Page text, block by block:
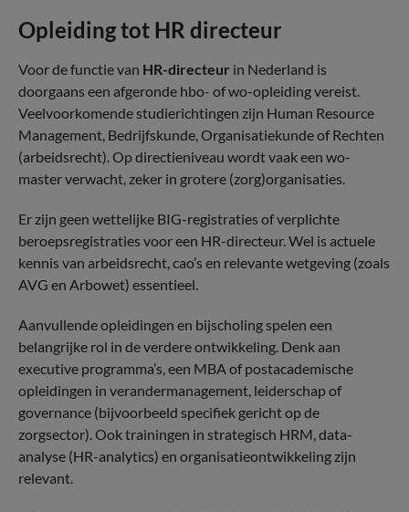
Opleiding tot HR directeur
Voor de functie van HR-directeur in Nederland is
doorgaans een afgeronde hbo- of wo-opleiding vereist.
Veelvoorkomende studierichtingen zijn Human Resource
Management, Bedrijfskunde, Organisatiekunde of Rechten
(arbeidsrecht). Op directieniveau wordt vaak een wo-
master verwacht, zeker in grotere (zorg)organisaties.
Er zijn geen wettelijke BIG-registraties of verplichte
beroepsregistraties voor een HR-directeur. Wel is actuele
kennis van arbeidsrecht, cao’s en relevante wetgeving (zoals
AVG en Arbowet) essentieel.
Aanvullende opleidingen en bijscholing spelen een
belangrijke rol in de verdere ontwikkeling. Denk aan
executive programma’s, een MBA of postacademische
opleidingen in verandermanagement, leiderschap of
governance (bijvoorbeeld specifiek gericht op de
zorgsector). Ook trainingen in strategisch HRM, data-
analyse (HR-analytics) en organisatieontwikkeling zijn
relevant.